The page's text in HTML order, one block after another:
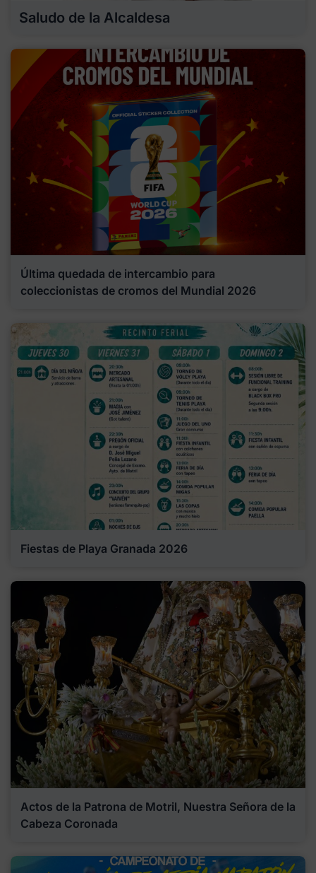
Saludo de la Alcaldesa
Última quedada de intercambio para
coleccionistas de cromos del Mundial 2026
Fiestas de Playa Granada 2026
Actos de la Patrona de Motril, Nuestra Señora de la
Cabeza Coronada